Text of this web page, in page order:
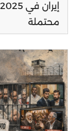
محتملة